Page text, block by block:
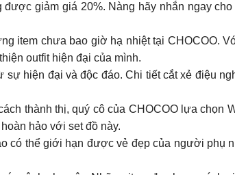
giảm giá 20%. Nàng hãy nhắn ngay
item chưa bao giờ hạ nhiệt tại CHOCOO.
outfit hiện đại của mình.
sự hiện đại và độc đáo. Chi tiết cắt xẻ điệu
thành thị, quý cô của CHOCOO lựa
hảo với set đồ này.
có thể giới hạn được vẻ đẹp của người phụ